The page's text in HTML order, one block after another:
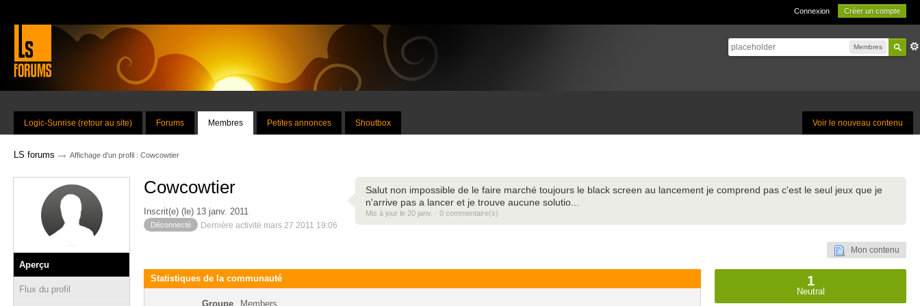
Connexion Créer un compte
Membres
Voir le nouveau contenu
Logic-Sunrise (retour au site) Forums Membres Petites annonces Shoutbox
LS forums → Affichage d'un profil : Cowcowtier
Aperçu
Flux du profil
Cowcowtier
Inscrit(e) (le) 13 janv. 2011
Déconnecté Dernière activité mars 27 2011 19:06
Salut non impossible de le faire marché toujours le black screen au lancement je comprend pas c'est le seul jeux que je
n'arrive pas a lancer et je trouve aucune solutio...
Mis à jour le 20 janv. · 0 commentaire(s)
Mon contenu
Statistiques de la communauté
Groupe Members
1
Neutral